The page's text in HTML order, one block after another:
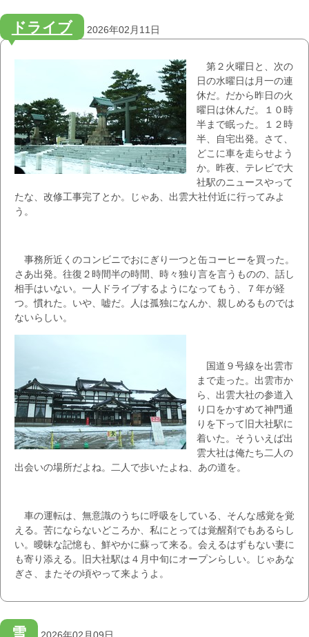
ドライブ 2026年02月11日
第２火曜日と、次の
日の水曜日は月一の連
休だ。だから昨日の火
曜日は休んだ。１０時
半まで眠った。１２時
半、自宅出発。さて、
どこに車を走らせよう
か。昨夜、テレビで大
社駅のニュースやって
たな、改修工事完了とか。じゃあ、出雲大社付近に行ってみよ
う。
事務所近くのコンビニでおにぎり一つと缶コーヒーを買った。
さあ出発。往復２時間半の時間、時々独り言を言うものの、話し
相手はいない。一人ドライブするようになってもう、７年が経
つ。慣れた。いや、嘘だ。人は孤独になんか、親しめるものでは
ないらしい。
国道９号線を出雲市
まで走った。出雲市か
ら、出雲大社の参道入
り口をかすめて神門通
りを下って旧大社駅に
着いた。そういえば出
雲大社は俺たち二人の
出会いの場所だよね。二人で歩いたよね、あの道を。
車の運転は、無意識のうちに呼吸をしている、そんな感覚を覚
える。苦にならないどころか、私にとっては覚醒剤でもあるらし
い。曖昧な記憶も、鮮やかに蘇って来る。会えるはずもない妻に
も寄り添える。旧大社駅は４月中旬にオープンらしい。じゃあな
ぎさ、またその頃やって来ようよ。
雪 2026年02月09日